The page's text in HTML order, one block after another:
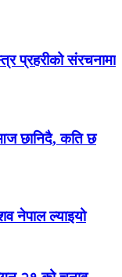
प्रहरीको संरचनामा
आज छानिदै, कति छ
नेपाल ल्याइयो